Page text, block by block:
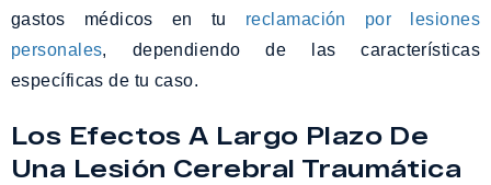
gastos médicos en tu reclamación por lesiones
personales, dependiendo de las características
específicas de tu caso.
Los Efectos A Largo Plazo De
Una Lesión Cerebral Traumática